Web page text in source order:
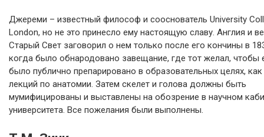
Джереми – известный философ и сооснователь University
London, но не это принесло ему настоящую славу. Англия и
Старый Свет заговорил о нем только после его кончины в
когда было обнародовано завещание, где тот желал, чтобы
было публично препарировано в образовательных целях, как
лекций по анатомии. Затем скелет и голова должны быть
мумифицированы и выставлены на обозрение в научном
университета. Все пожелания были выполнены.